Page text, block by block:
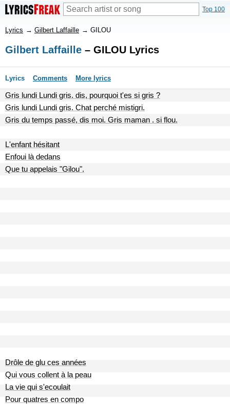
Top 100
Lyrics → Gilbert Laffaille → GILOU
Gilbert Laffaille – GILOU Lyrics
Lyrics Comments More lyrics
Gris lundi Lundi gris. dis, pourquoi t'es si gris ?
Gris lundi Lundi gris. Chat perché mistigri.
Gris du temps passé, dis moi. Gris maman . si flou.
L'enfant hésitant
Enfoui là dedans
Que tu appelais "Gilou".
Drôle de glu ces années
Qui vous collent à la peau
La vie qui s'ecoulait
Pour quatres en compo